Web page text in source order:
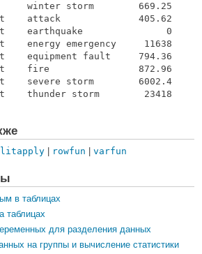
winter storm        669.25
attack              405.62
earthquake               0
energy emergency     11638
equipment fault     794.36
fire                872.96
severe storm        6002.4
thunder storm        23418
rowfun varfun
в таблицах
таблицах
для разделения данных
на группы и вычисление статистики